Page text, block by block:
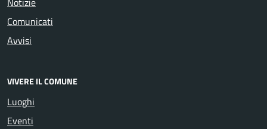
Comunicati
Avvisi
VIVERE IL COMUNE
Luoghi
Eventi